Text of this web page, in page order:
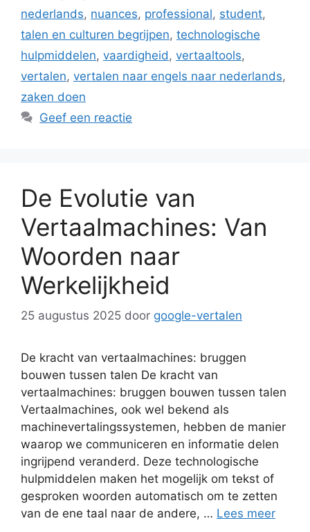
nederlands, nuances, professional, student,
talen en culturen begrijpen, technologische
hulpmiddelen, vaardigheid , vertaaltools,
vertalen, vertalen naar engels naar nederlands,
zaken doen
Geef een reactie
De Evolutie van
Vertaalmachines: Van
Woorden naar
Werkelijkheid
25 augustus 2025 door google-vertalen
De kracht van vertaalmachines: bruggen
bouwen tussen talen De kracht van
vertaalmachines: bruggen bouwen tussen talen
Vertaalmachines, ook wel bekend als
machinevertalingssystemen, hebben de manier
waarop we communiceren en informatie delen
ingrijpend veranderd. Deze technologische
hulpmiddelen maken het mogelijk om tekst of
gesproken woorden automatisch om te zetten
van de ene taal naar de andere, … Lees meer